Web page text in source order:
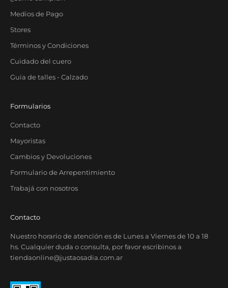
Medios de Pago
Stores
Términos y Condiciones
Cuidado del cuero
Guia de talles - Calzado
Formularios
Contacto
Mayoristas
Cambios y Devoluciones
Formulario de Arrepentimiento
Trabajá con nosotros
Contacto
Nuestro horario de atención es de Lunes a Viernes de 10 a 18
hs. Cualquier duda o consulta, por favor escribinos a
tiendaonline@justaosadia.com.ar